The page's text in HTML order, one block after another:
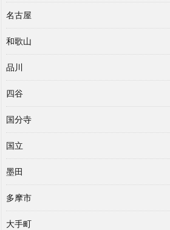
名古屋
和歌山
品川
四谷
国分寺
国立
墨田
多摩市
大手町